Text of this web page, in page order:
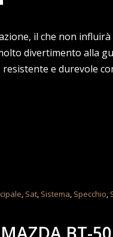
il che non
divertimento alla
e durevole
Sat Sistema Specchio